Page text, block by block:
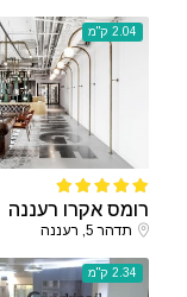
2.04 ק"מ
רומס אקרו רעננה
תדהר 5, רעננה
2.34 ק"מ